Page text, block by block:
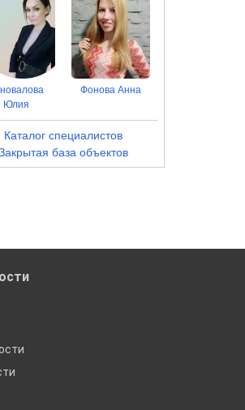
Юлия
Фонова Анна
Каталог специалистов
база объектов